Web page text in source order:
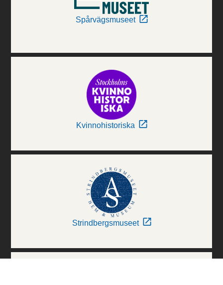
Spårvägsmuseet
Kvinnohistoriska
Strindbergsmuseet